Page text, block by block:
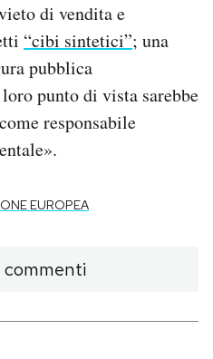
di vendita e
“cibi sintetici”; una
pubblica
punto di vista sarebbe
responsabile
EUROPEA
commenti